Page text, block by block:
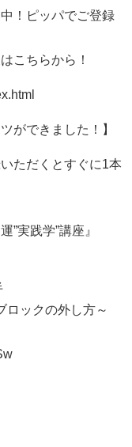
！ピッパでご登録
こちらから！
ができました！】
ただくとすぐに1本
”実践学”講座』
ロックの外し方～